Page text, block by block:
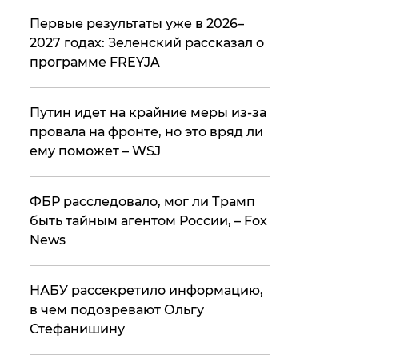
Первые результаты уже в 2026–
2027 годах: Зеленский рассказал о
программе FREYJA
Путин идет на крайние меры из-за
провала на фронте, но это вряд ли
ему поможет – WSJ
ФБР расследовало, мог ли Трамп
быть тайным агентом России, – Fox
News
НАБУ рассекретило информацию,
в чем подозревают Ольгу
Стефанишину